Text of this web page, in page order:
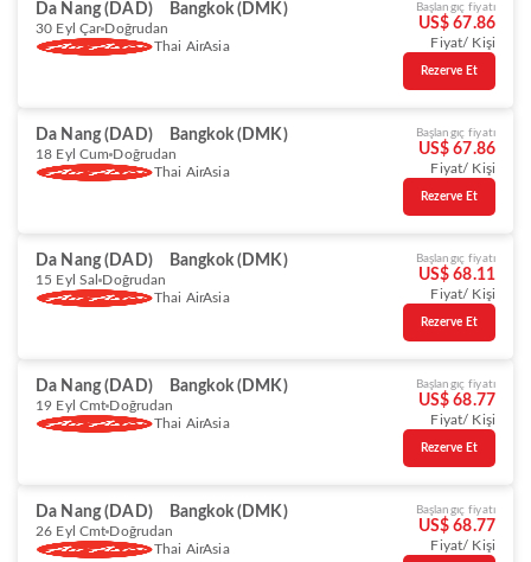
Da Nang (DAD) Bangkok (DMK)
30 Eyl Çar Doğrudan
Thai AirAsia
Başlangıç fiyatı
US$ 67.86
Fiyat/ Kişi
Rezerve Et
Da Nang (DAD) Bangkok (DMK)
18 Eyl Cum Doğrudan
Thai AirAsia
Başlangıç fiyatı
US$ 67.86
Fiyat/ Kişi
Rezerve Et
Da Nang (DAD) Bangkok (DMK)
15 Eyl Sal Doğrudan
Thai AirAsia
Başlangıç fiyatı
US$ 68.11
Fiyat/ Kişi
Rezerve Et
Da Nang (DAD) Bangkok (DMK)
19 Eyl Cmt Doğrudan
Thai AirAsia
Başlangıç fiyatı
US$ 68.77
Fiyat/ Kişi
Rezerve Et
Da Nang (DAD) Bangkok (DMK)
26 Eyl Cmt Doğrudan
Thai AirAsia
Başlangıç fiyatı
US$ 68.77
Fiyat/ Kişi